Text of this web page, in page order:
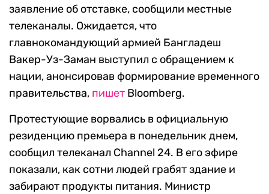
заявление об отставке, сообщили местные
телеканалы. Ожидается, что
главнокомандующий армией Бангладеш
Вакер-Уз-Заман выступил с обращением к
нации, анонсировав формирование временного
правительства, пишет Bloomberg.
Протестующие ворвались в официальную
резиденцию премьера в понедельник днем,
сообщил телеканал Channel 24. В его эфире
показали, как сотни людей грабят здание и
забирают продукты питания. Министр